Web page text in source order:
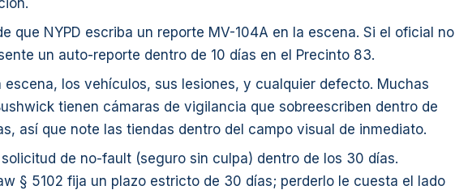
que NYPD escriba un reporte MV-104A en la escena. Si el oficial no
un auto-reporte dentro de 10 días en el Precinto 83.
escena, los vehículos, sus lesiones, y cualquier defecto. Muchas
tienen cámaras de vigilancia que sobreescriben dentro de
así que note las tiendas dentro del campo visual de inmediato.
solicitud de no-fault (seguro sin culpa) dentro de los 30 días.
§ 5102 fija un plazo estricto de 30 días; perderlo le cuesta el lado